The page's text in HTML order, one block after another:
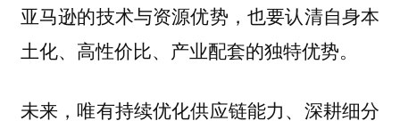
亚马逊的技术与资源优势，也要认清自身本
土化、高性价比、产业配套的独特优势。
未来，唯有持续优化供应链能力、深耕细分